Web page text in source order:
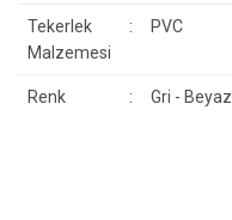
Tekerlek
Malzemesi
: PVC
Renk : Gri - Beyaz